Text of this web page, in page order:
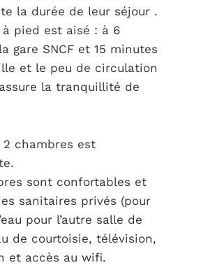
la durée de leur séjour .
pied est aisé : à 6
gare SNCF et 15 minutes
et le peu de circulation
la tranquillité de
2 chambres est
sont confortables et
sanitaires privés (pour
pour l’autre salle de
de courtoisie, télévision,
et accès au wifi.